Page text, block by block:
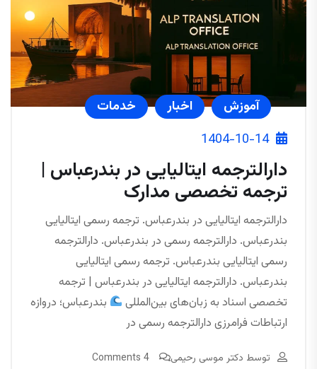
آموزش اخبار
خدمات
1404-10-14
دارالترجمه ایتالیایی در بندرعباس |
ترجمه تخصصی مدارک
دارالترجمه ایتالیایی در بندرعباس. ترجمه رسمی ایتالیایی
بندرعباس. دارالترجمه رسمی در بندرعباس. دارالترجمه
رسمی ایتالیایی بندرعباس. ترجمه رسمی ایتالیایی
بندرعباس. دارالترجمه ایتالیایی در بندرعباس | ترجمه
تخصصی اسناد به زبان‌های بین‌المللی
بندرعباس؛ دروازه
ارتباطات فرامرزی دارالترجمه رسمی در
توسط دکتر موسی رحیمی 4 Comments